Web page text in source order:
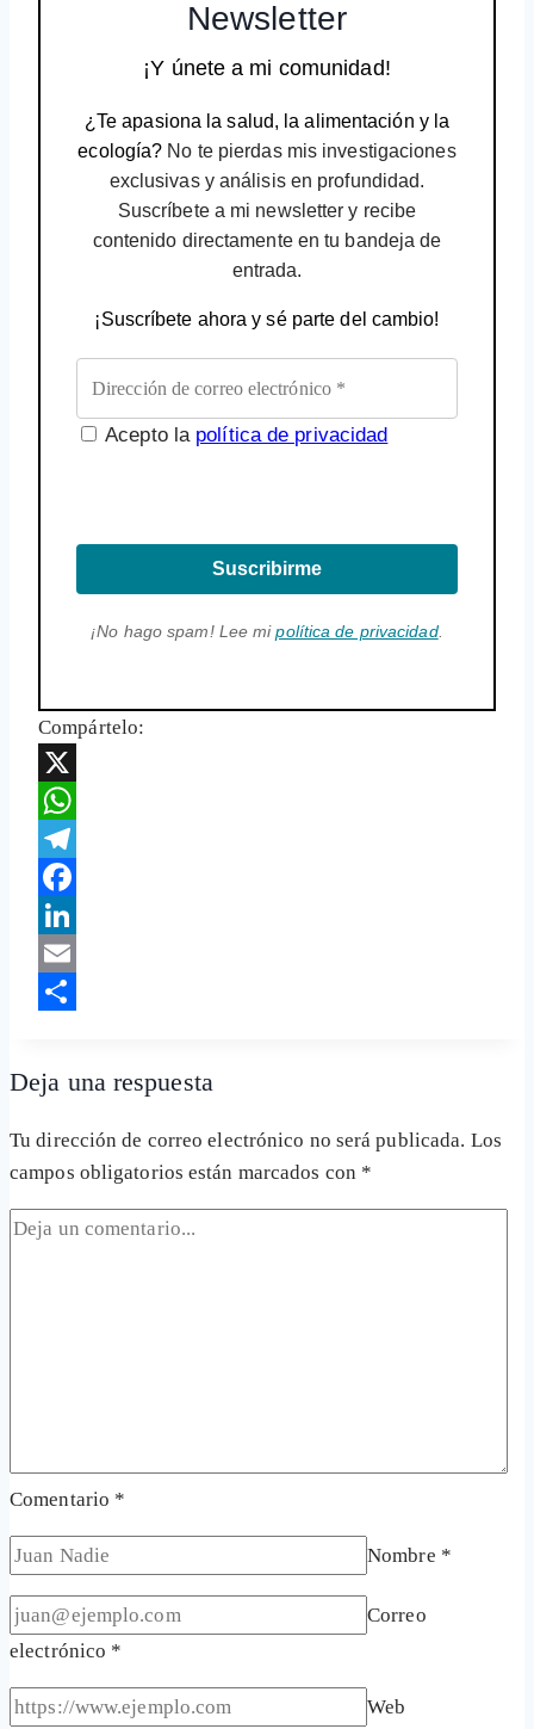
Newsletter
¡Y únete a mi comunidad!
¿Te apasiona la salud, la alimentación y la
ecología? No te pierdas mis investigaciones
exclusivas y análisis en profundidad.
Suscríbete a mi newsletter y recibe
contenido directamente en tu bandeja de
entrada.
¡Suscríbete ahora y sé parte del cambio!
Acepto la política de privacidad
Suscribirme
¡No hago spam! Lee mipolítica de privacidad.
Compártelo:
X
WhatsApp
Telegram
Facebook
LinkedIn
Email
Deja una respuesta
Tu dirección de correo electrónico no será publicada. Los
campos obligatorios están marcados con *
Comentario *
Nombre *
Correo
electrónico *
Web